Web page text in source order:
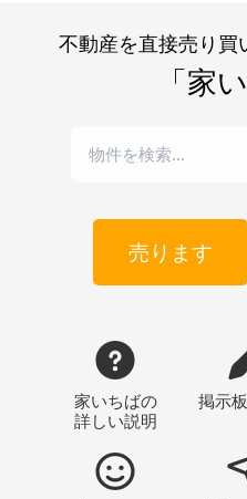
不動産を直接売り買
「家
売ります
家いちばの
詳しい説明
掲示板